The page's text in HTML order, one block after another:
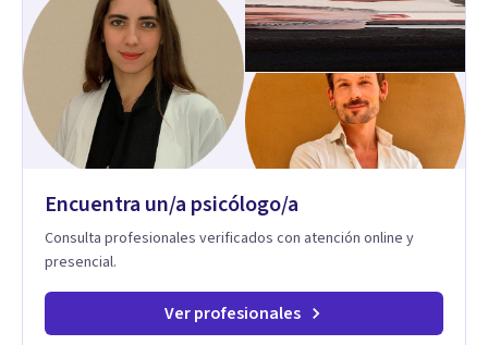
Encuentra un/a psicólogo/a
Consulta profesionales verificados con atención online y
presencial.
Ver profesionales